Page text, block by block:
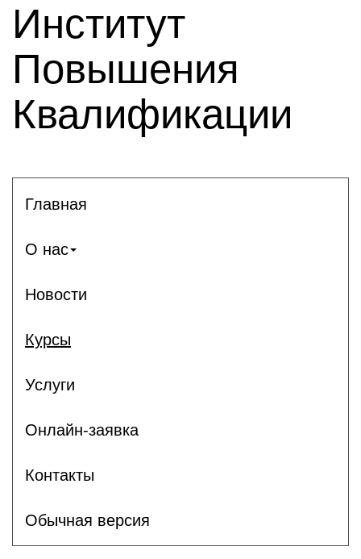
Институт
Повышения
Квалификации
Главная
О нас
Новости
Курсы
Услуги
Онлайн-заявка
Контакты
Обычная версия